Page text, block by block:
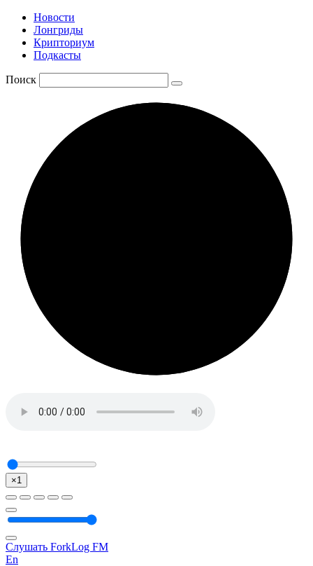
Новости
Лонгриды
Крипториум
Подкасты
Поиск
×1
Слушать ForkLog FM
En